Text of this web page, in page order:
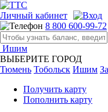
Личный кабинет
8 800 600-99-72
Ишим
ВЫБЕРИТЕ ГОРОД
Тюмень Тобольск Ишим
Получить карту
Пополнить карту